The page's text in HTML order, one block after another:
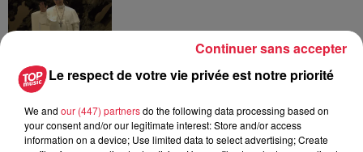
Europa-Park : des précisons sur
Le respect de votre vie privée est notre priorité
We and our (447) partnersdo the following data processing based on
your consent and/or our legitimate interest: Store and/or access
information on a device; Use limited data to select advertising; Create
Continuer sans accepter